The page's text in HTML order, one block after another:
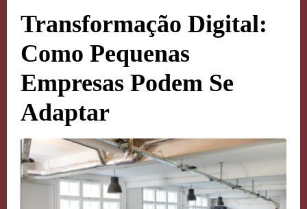
Transformação Digital:
Como Pequenas
Empresas Podem Se
Adaptar